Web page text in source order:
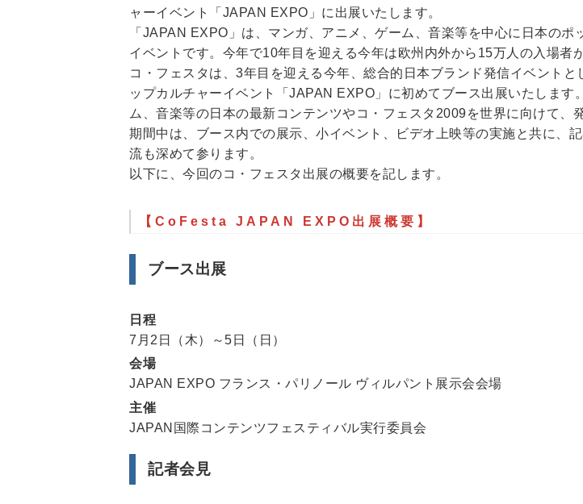
ャーイベント「JAPAN EXPO」に出展いたします。
「JAPAN EXPO」は、マンガ、アニメ、ゲーム、音楽等を中心に日本の
イベントです。今年で10年目を迎える今年は欧州内外から15万人の入場者
コ・フェスタは、3年目を迎える今年、総合的日本ブランド発信イベント
ップカルチャーイベント「JAPAN EXPO」に初めてブース出展いたしま
ム、音楽等の日本の最新コンテンツやコ・フェスタ2009を世界に向けて、
期間中は、ブース内での展示、小イベント、ビデオ上映等の実施と共に、
流も深めて参ります。
以下に、今回のコ・フェスタ出展の概要を記します。
【CoFesta JAPAN EXPO出展概要】
ブース出展
日程
7月2日（木）～5日（日）
会場
JAPAN EXPO フランス・パリノール ヴィルパント展示会会場
主催
JAPAN国際コンテンツフェスティバル実行委員会
記者会見